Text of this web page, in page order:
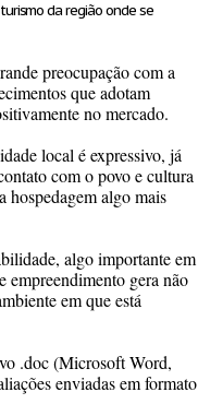
da região onde se
preocupação com a
que adotam
no mercado.
local é expressivo, já
com o povo e cultura
hospedagem algo mais
algo importante em
empreendimento gera não
em que está
.doc(Microsoft Word,
enviadas em formato